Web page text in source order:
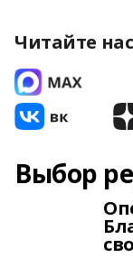
Читайте нас
Выбор